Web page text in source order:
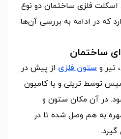
فلزی ساختمان دو نوع
که در ادامه به بررسی آن‌ها
ساختمان
تیر و ستون‌ فلزی از پیش در
توسط تریلی و یا کامیون
در آن مکان ستون و
به هم وصل شده تا در